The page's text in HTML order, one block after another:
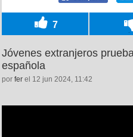
7
Jóvenes extranjeros
española
por fer el 12 jun 2024, 11:42